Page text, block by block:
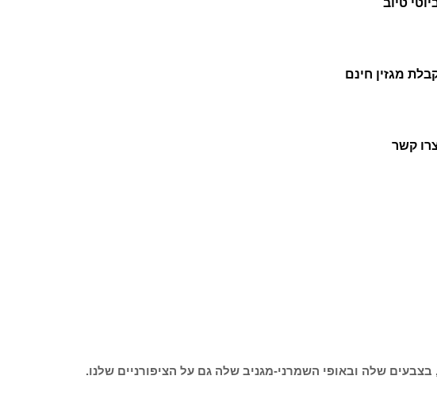
טיוב
מגזין חינם
קשר
שלה ובאופי השמרני-מגניב שלה גם על הציפורניים שלנו.